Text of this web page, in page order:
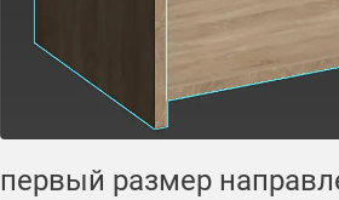
первый размер